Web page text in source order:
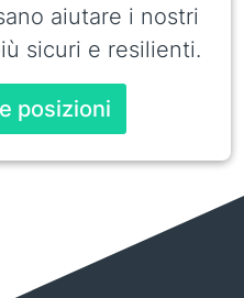
aiutare i nostri
sicuri e resilienti.
posizioni